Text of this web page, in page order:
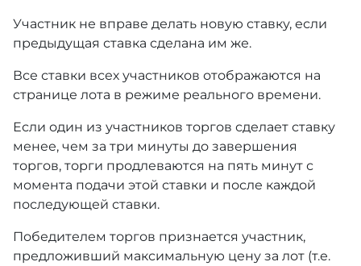
Участник не вправе делать новую ставку, если
предыдущая ставка сделана им же.
Все ставки всех участников отображаются на
странице лота в режиме реального времени.
Если один из участников торгов сделает ставку
менее, чем за три минуты до завершения
торгов, торги продлеваются на пять минут с
момента подачи этой ставки и после каждой
последующей ставки.
Победителем торгов признается участник,
предложивший максимальную цену за лот (т.е.